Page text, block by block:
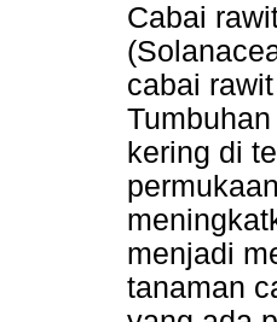
Cabai
cabai
kering di
menjadi
tanaman